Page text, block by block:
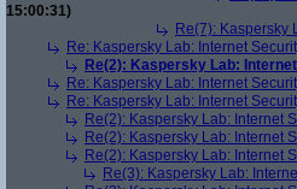
15:00:31)
Re(7): Kaspersky
Re: Kaspersky Lab: Internet
Re(2): Kaspersky Lab:
Re: Kaspersky Lab: Internet
Re: Kaspersky Lab: Internet
Re(2): Kaspersky Lab: Internet
Re(2): Kaspersky Lab: Internet
Re(2): Kaspersky Lab: Internet
Re(3): Kaspersky Lab: